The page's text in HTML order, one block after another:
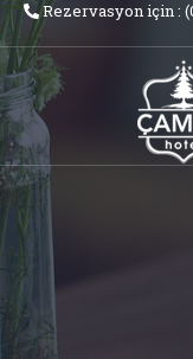
Rezervasyon için :